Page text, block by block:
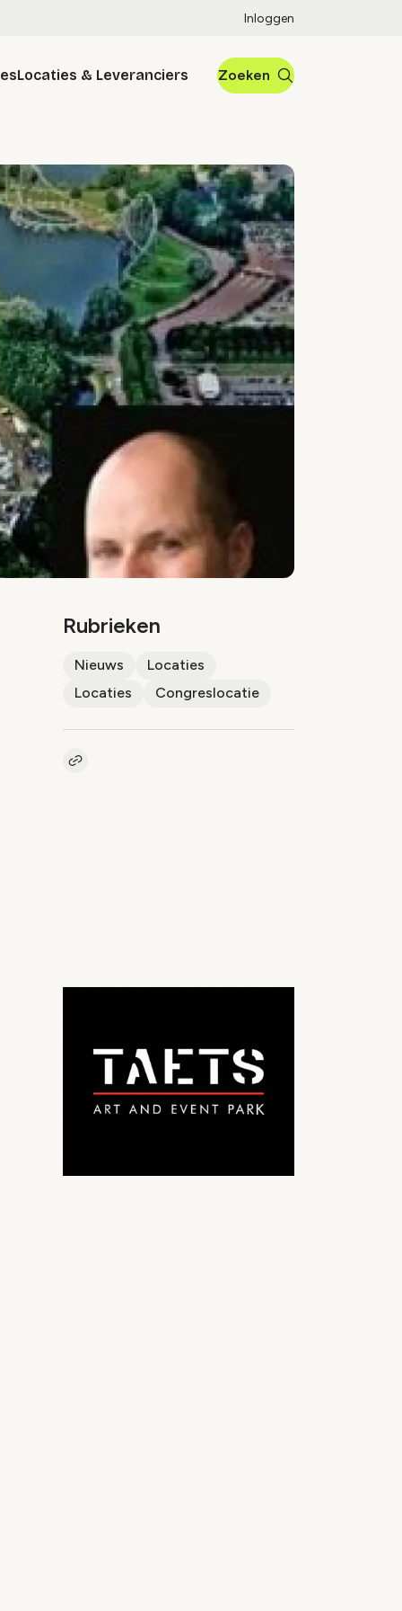
Inloggen
Locaties & Leveranciers Zoeken
Rubrieken
Nieuws
Locaties
Locaties
Congreslocatie
Kopieer link naar artikel